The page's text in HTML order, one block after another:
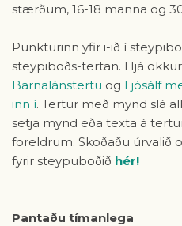
stærðum, 16-18 manna og
Punkturinn yfir i-ið í
steypiboðs-tertan. Hjá
Barnalánstertu og Ljósálf
inn í. Tertur með mynd slá
setja mynd eða texta á
foreldrum. Skoðaðu úrvalið
fyrir steypuboðið hér!
Pantaðu tímanlega